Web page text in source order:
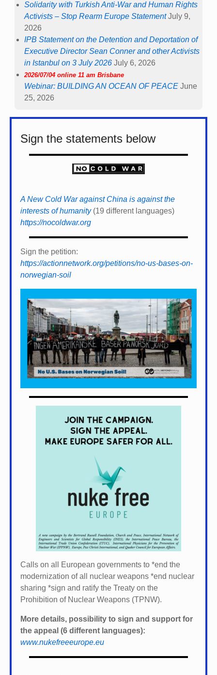
Solidarity with Turkish Anti-War and Human Rights
Activists – Stop Rearm Europe Statement July 9,
2026
IPB Statement on the Detention and Deportation of
Executive Director Sean Conner and other Activists
in Istanbul on 3 July 2026 July 6, 2026
2026/07/04 online 11 am Brisbane
Webinar: BUILDING AN OCEAN OF PEACE June
25, 2026
Sign the statements below
A New Cold War against China is against the
interests of humanity(19 different languages)
https://nocoldwar.org
Sign the petition:
https://actionnetwork.org/petitions/no-us-bases-on-
norwegian-soil
Calls on all European governments to *end the
modernization of all nuclear weapons *end nuclear
sharing *sign and ratify the Treaty on the
Prohibition of Nuclear Weapons (TPNW).
More details, possibility to sign and support for
the appeal (6 different languages):
www.nukefreeeurope.eu